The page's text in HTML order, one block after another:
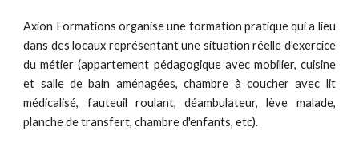
Axion Formations organise une formation pratique qui a lieu
dans des locaux représentant une situation réelle d'exercice
du métier (appartement pédagogique avec mobilier, cuisine
et salle de bain aménagées, chambre à coucher avec lit
médicalisé, fauteuil roulant, déambulateur, lève malade,
planche de transfert, chambre d'enfants, etc).